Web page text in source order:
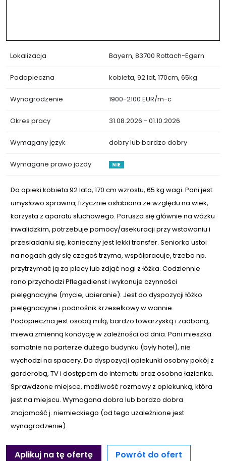
Lokalizacja Bayern, 83700 Rottach-Egern
Podopieczna kobieta, 92 lat, 170cm, 65kg
Wynagrodzenie 1900-2100 EUR/m-c
Okres pracy 31.08.2026 - 01.10.2026
Wymagany język dobry lub bardzo dobry
Wymagane prawo jazdy NIE
Do opieki kobieta 92 lata, 170 cm wzrostu, 65 kg wagi. Pani jest
umysłowo sprawna, fizycznie osłabiona ze względu na wiek,
korzysta z aparatu słuchowego. Porusza się głównie na wózku
inwalidzkim, potrzebuje pomocy/asekuracji przy wstawaniu i
przesiadaniu się, konieczny jest lekki transfer. Seniorka ustoi
na nogach gdy się czegoś trzyma, współpracuje, trzeba np.
przytrzymać ją za plecy lub zdjąć nogi z łóżka. Codziennie
rano przychodzi Pflegedienst i wykonuje czynności
pielęgnacyjne (mycie, ubieranie). Jest do dyspozycji łóżko
pielęgnacyjne i podnośnik krzesełkowy w wannie.
Podopieczna jest osobą miłą, bardzo towarzyską i zadbaną,
miewa zmienną kondycję w zależności od dnia. Pani mieszka
samotnie na parterze dużego budynku (były hotel), nie
wychodzi na spacery. Do dyspozycji opiekunki osobny pokój z
garderobą, TV i dostępem do internetu oraz osobna łazienka.
Sprawdzone miejsce, możliwość rozmowy z opiekunką, która
jest na miejscu. Wymagana dobra lub bardzo dobra
znajomość j. niemieckiego (od tego uzależnione jest
wynagrodzenie).
Aplikuj na tę ofertę Powrót do ofert